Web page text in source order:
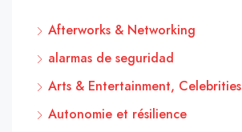
Afterworks & Networking
alarmas de seguridad
Arts & Entertainment, Celebrities
Autonomie et résilience